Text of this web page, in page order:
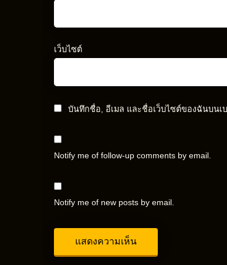
เว็บไซต์
บันทึกชื่อ, อีเมล และชื่อเว็บไซต์ของฉันบนเ
Notify me of follow-up comments by email.
Notify me of new posts by email.